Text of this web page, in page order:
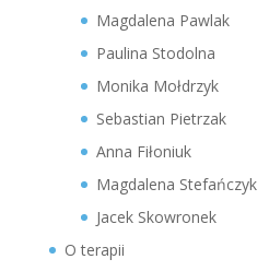
Magdalena Pawlak
Paulina Stodolna
Monika Mołdrzyk
Sebastian Pietrzak
Anna Fiłoniuk
Magdalena Stefańczyk
Jacek Skowronek
O terapii